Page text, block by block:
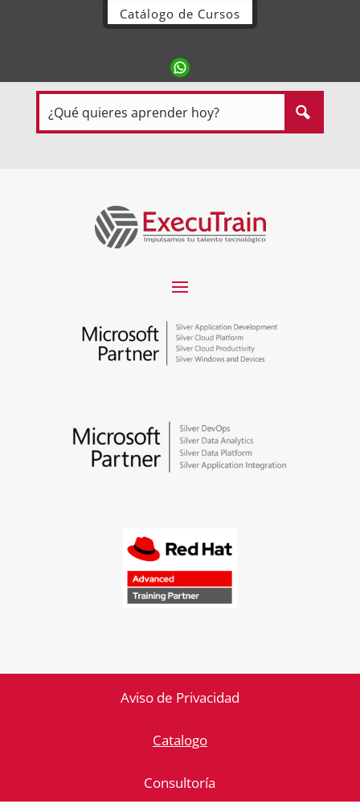
Catálogo de Cursos
Aviso de Privacidad
Catalogo
Consultoría